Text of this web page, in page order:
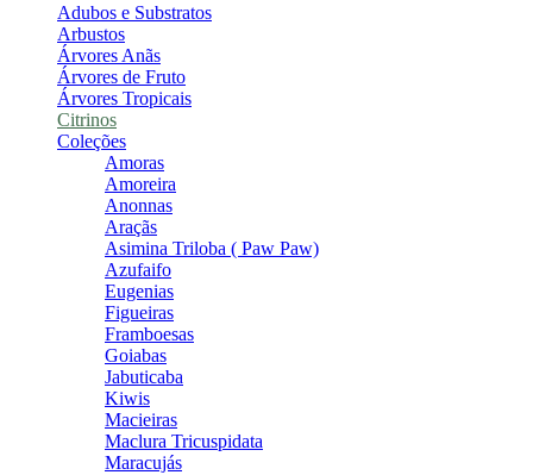
Adubos e Substratos
Arbustos
Árvores Anãs
Árvores de Fruto
Árvores Tropicais
Citrinos
Coleções
Amoras
Amoreira
Anonnas
Araçãs
Asimina Triloba ( Paw Paw)
Azufaifo
Eugenias
Figueiras
Framboesas
Goiabas
Jabuticaba
Kiwis
Macieiras
Maclura Tricuspidata
Maracujás